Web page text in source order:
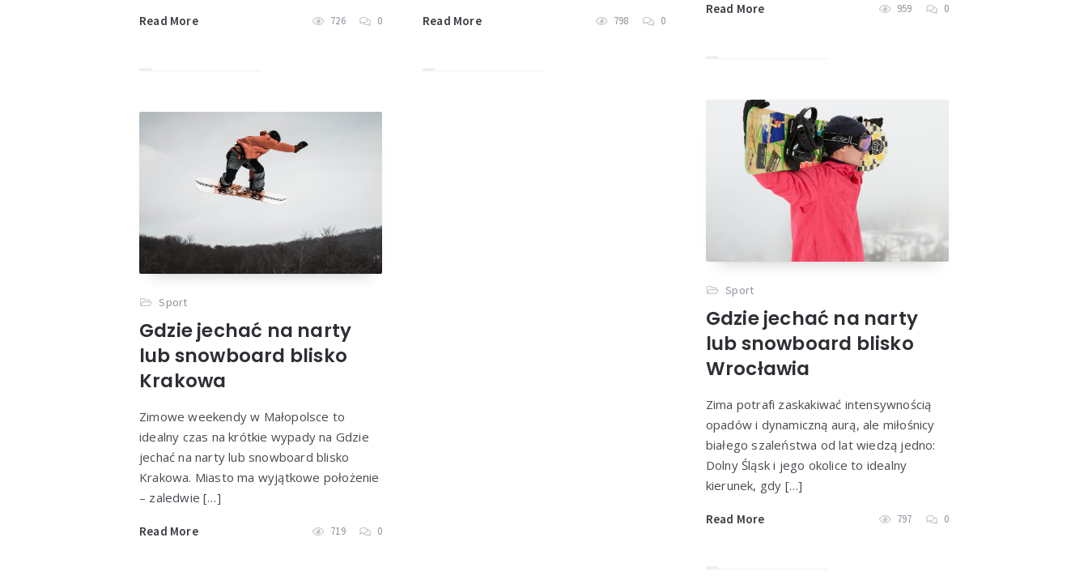
Read More 726 0
Read More 959 0
Read More 798 0
Sport
Gdzie jechać na narty
lub snowboard blisko
Wrocławia
Zima potrafi zaskakiwać intensywnością
opadów i dynamiczną aurą, ale miłośnicy
białego szaleństwa od lat wiedzą jedno:
Dolny Śląsk i jego okolice to idealny
kierunek, gdy […]
Read More 797 0
Sport
Gdzie jechać na narty
lub snowboard blisko
Krakowa
Zimowe weekendy w Małopolsce to
idealny czas na krótkie wypady na Gdzie
jechać na narty lub snowboard blisko
Krakowa. Miasto ma wyjątkowe położenie
– zaledwie […]
Read More 719 0